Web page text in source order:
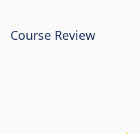
Course Review